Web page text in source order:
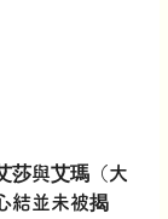
莎與艾瑪（大
結並未被揭